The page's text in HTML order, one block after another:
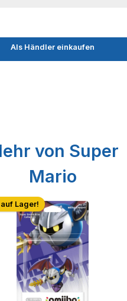
Als Händler einkaufen
überspringen
von Super
Mario
Lager!